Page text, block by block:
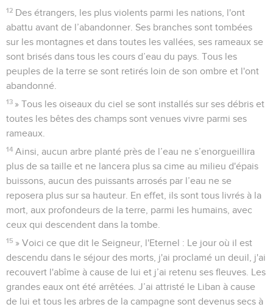
12 Des étrangers, les plus violents parmi les nations, l'ont
abattu avant de l’abandonner. Ses branches sont tombées
sur les montagnes et dans toutes les vallées, ses rameaux se
sont brisés dans tous les cours d’eau du pays. Tous les
peuples de la terre se sont retirés loin de son ombre et l'ont
abandonné.
13 » Tous les oiseaux du ciel se sont installés sur ses débris et
toutes les bêtes des champs sont venues vivre parmi ses
rameaux.
14 Ainsi, aucun arbre planté près de l’eau ne s’enorgueillira
plus de sa taille et ne lancera plus sa cime au milieu d'épais
buissons, aucun des puissants arrosés par l’eau ne se
reposera plus sur sa hauteur. En effet, ils sont tous livrés à la
mort, aux profondeurs de la terre, parmi les humains, avec
ceux qui descendent dans la tombe.
15 » Voici ce que dit le Seigneur, l'Eternel : Le jour où il est
descendu dans le séjour des morts, j'ai proclamé un deuil, j'ai
recouvert l'abîme à cause de lui et j’ai retenu ses fleuves. Les
grandes eaux ont été arrêtées. J’ai attristé le Liban à cause
de lui et tous les arbres de la campagne sont devenus secs à